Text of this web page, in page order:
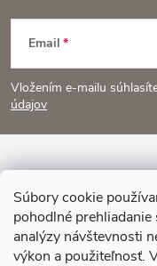
Súbory cookie
pohodlné
analýzy návštevnosti
výkon a použiteľnosť.
Z
á
p
ä
Email
Vložením e-mailu
údajov
Informácie pre vás
Prijímame online